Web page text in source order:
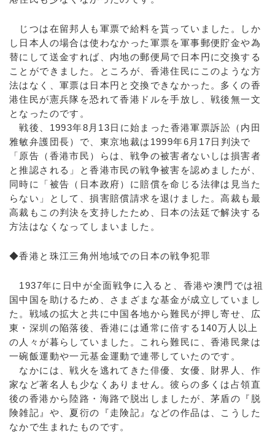
じつは在留邦人も軍票で給料を貰っていました。しか
し日本人の場合は使わなかった軍票を軍事郵便貯金や為
替にして送金すれば、内地の郵便局で日本円に交換する
ことができました。ところが、香港住民にこのような方
法はなく、軍票は日本円と交換できなかった。多くの香
港住民が憲兵隊を恐れて香港ドルを手放し、戦後無一文
となったのです。
戦後、1993年8月13日に始まった香港軍票訴訟（内田
雅敏弁護団長）で、東京地裁は1999年6月17日判決で
「原告（香港市民）らは、戦争の被害者ないしは損害者
と推認される」と香港市民の戦争被害を認めましたが、
同時に「被告（日本政府）に賠償を命じる法律は見当た
らない」として、損害賠償請求を退けました。高裁も最
高裁もこの判決を支持したため、日本の法廷で解決する
方法はなくなってしまいました。
◆香港と珠江三角州地域での日本の戦争犯罪
1937年に日中が全面戦争に入ると、香港や澳門では祖
国中国を助けるため、さまざまな基金が成立していまし
た。戦域の拡大と共に中国各地から難民が押し寄せ、広
東・深圳の陥落後、香港には通常に倍する140万人以上
の人々が暮らしていました。これら難民に、香港民衆は
一碗飯運動や一元基金運動で連帯していたのです。
なかには、戦火を逃れてきた俳優、女優、財界人、作
家など著名人も少なくありません。彼らの多くは占領直
後の香港から陸路・海路で脱出しましたが、茅盾の『脱
険雑記』や、夏衍の『走険記』などの作品は、こうした
なかで生まれたものです。